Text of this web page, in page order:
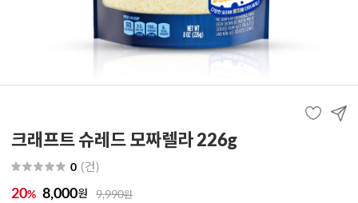
크래프트 슈레드 모짜렐라 226g
0 (건)
20% 8,000원 9,990원